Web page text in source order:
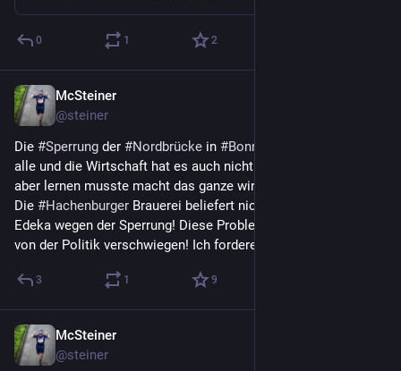
0 1 2
McSteiner
@steiner
Die #Sperrung der #Nordbrücke in #Bonn
alle und die Wirtschaft hat es auch nicht leicht. Was ich nun
aber lernen musste macht das ganze wirklich zum Desaster!
Die #Hachenburger Brauerei beliefert nicht mehr meinen
Edeka wegen der Sperrung! Diese Probleme werden natürlich
von der Politik verschwiegen! Ich fordere Konsequenzen!
3 1 9
McSteiner
@steiner